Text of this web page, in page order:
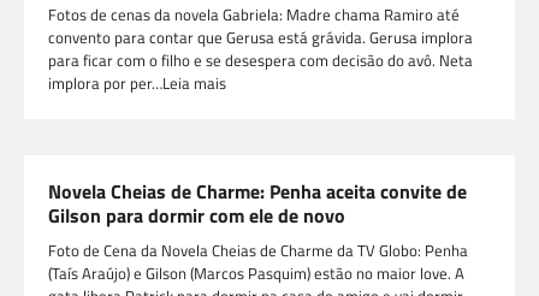
Fotos de cenas da novela Gabriela: Madre chama Ramiro até
convento para contar que Gerusa está grávida. Gerusa implora
para ficar com o filho e se desespera com decisão do avô. Neta
implora por per…Leia mais
Novela Cheias de Charme: Penha aceita convite de
Gilson para dormir com ele de novo
Foto de Cena da Novela Cheias de Charme da TV Globo: Penha
(Taís Araújo) e Gilson (Marcos Pasquim) estão no maior love. A